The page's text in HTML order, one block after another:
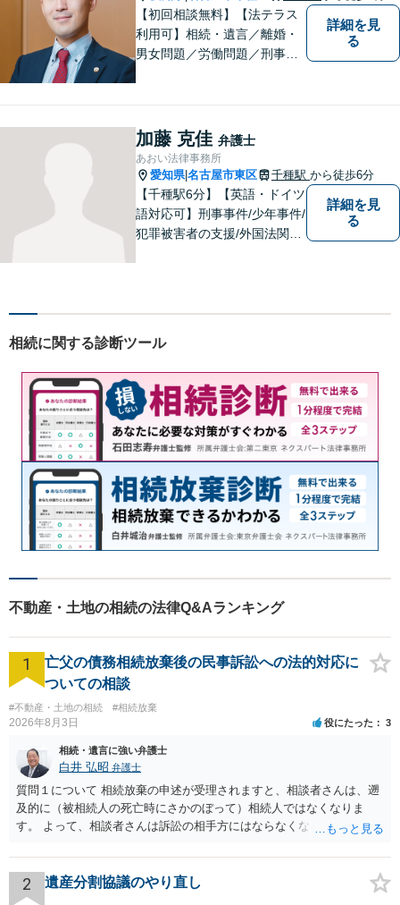
【初回相談無料】【法テラス
利用可】相続・遺言／離婚・
男女問題／労働問題／刑事事
ご提供。小さなお困り事でも
構いません【夜間・休日面
談】【完全個室】【今池駅3
分】
詳細を見
る
加藤 克佳 弁護士
あおい法律事務所
愛知県|名古屋市東区 千種駅 から徒歩6分
【千種駅6分】【英語・ドイツ
語対応可】刑事事件/少年事件/
犯罪被害者の支援/外国法関連/
ち、希望、考え方を尊重し、
心がけております。
詳細を見
る
相続に関する診断ツール
不動産・土地の相続の法律Q&Aランキング
1
亡父の債務相続放棄後の民事訴訟への法的対応に
ついての相談
#不動産・土地の相続 #相続放棄
2026年8月3日 役にたった 3
相続・遺言に強い弁護士
白井 弘昭 弁護士
質問１について 相続放棄の申述が受理されますと、相談者さんは、遡
及的に（被相続人の死亡時にさかのぼって）相続人ではなくなりま
す。 よって、相談者さんは訴訟の相手方にはならなくなるので（明け
理証明を家庭裁判所で取得し、コピーを答弁書に添えて裁判所に提出
してください。 質問２について 請求棄却を求める答弁書を提出すれ
ば、第１回期日は出席する必要がありません。その日は差支え（用事
2 遺産分割協議のやり直し